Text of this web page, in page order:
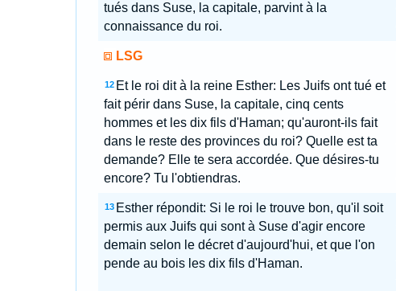
tués dans Suse, la capitale, parvint à la
connaissance du roi.
LSG
12 Et le roi dit à la reine Esther: Les Juifs ont tué et
fait périr dans Suse, la capitale, cinq cents
hommes et les dix fils d'Haman; qu'auront-ils fait
dans le reste des provinces du roi? Quelle est ta
demande? Elle te sera accordée. Que désires-tu
encore? Tu l'obtiendras.
13 Esther répondit: Si le roi le trouve bon, qu'il soit
permis aux Juifs qui sont à Suse d'agir encore
demain selon le décret d'aujourd'hui, et que l'on
pende au bois les dix fils d'Haman.